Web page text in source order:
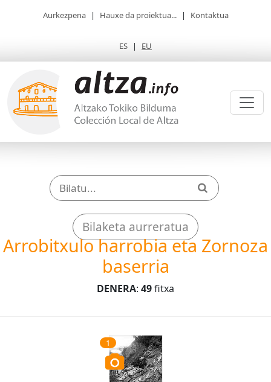
Aurkezpena | Hauxe da proiektua... | Kontaktua
ES | EU
Bilaketa aurreratua
Arrobitxulo harrobia eta Zornoza
baserria
DENERA: 49fitxa
1